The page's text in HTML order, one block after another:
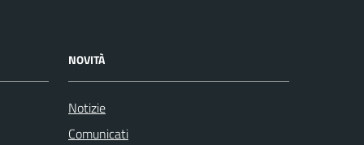
NOVITÀ
Notizie
Comunicati